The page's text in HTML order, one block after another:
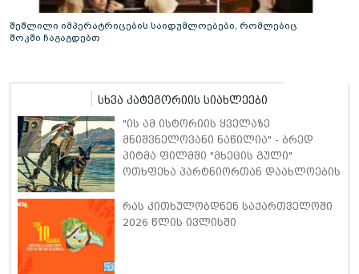
შეშლილი იმპერატრიცების საიდუმლოებები, რომლებიც
შოკში ჩაგაგდებთ
სხვა კატეგორიის სიახლეები
"ის ამ ისტორიის ყველაზე
მნიშვნელოვანი ნაწილია" - ბრედ
პიტმა ფილმში "მხეცის გული"
ოთხფეხა პარტნიორთან დაახლოების
ისაუბრა
რას კითხულობდნენ საქართველოში
2026 წლის ივლისში